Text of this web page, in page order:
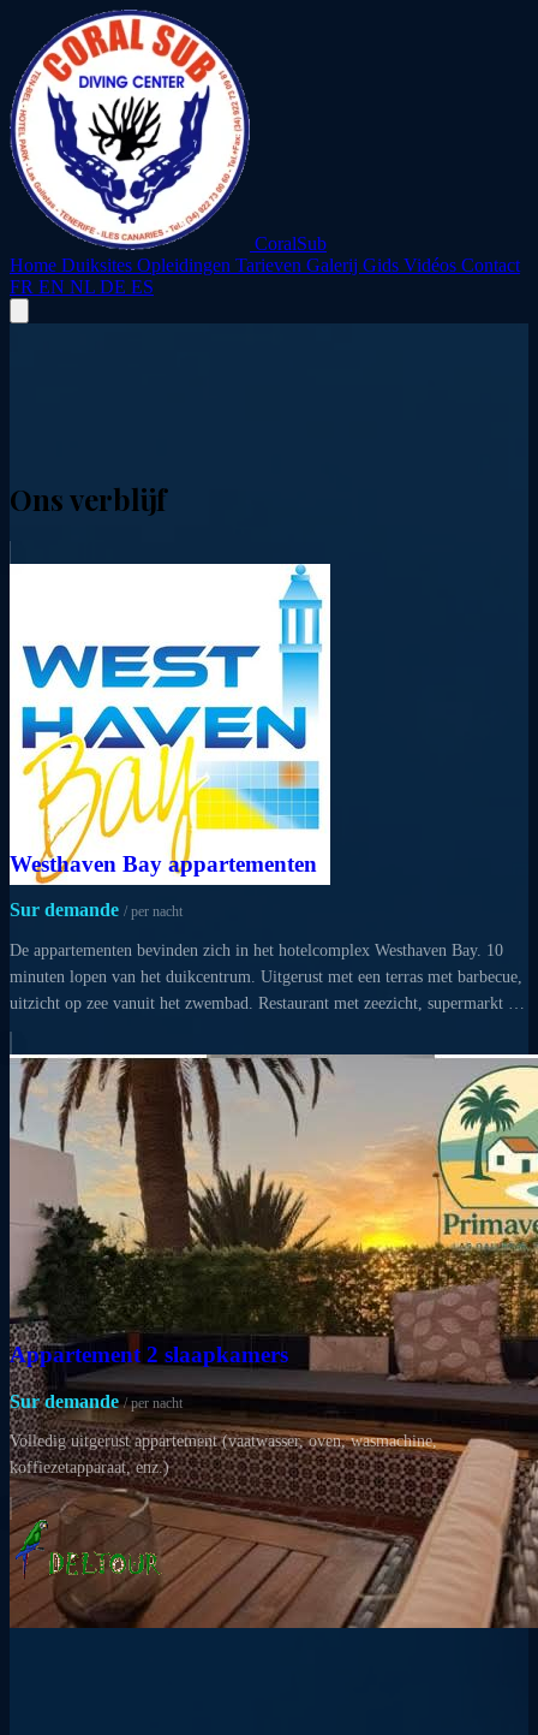
CoralSub
Home Duiksites Opleidingen Tarieven Galerij Gids Vidéos Contact
FR EN NL DE ES
Ons verblijf
Westhaven Bay appartementen
Sur demande / per nacht
De appartementen bevinden zich in het hotelcomplex Westhaven Bay. 10
minuten lopen van het duikcentrum. Uitgerust met een terras met barbecue,
uitzicht op zee vanuit het zwembad. Restaurant met zeezicht, supermarkt in
de buurt.
Appartement 2 slaapkamers
Sur demande/ per nacht
Volledig uitgerust appartement (vaatwasser, oven, wasmachine,
koffiezetapparaat, enz.)